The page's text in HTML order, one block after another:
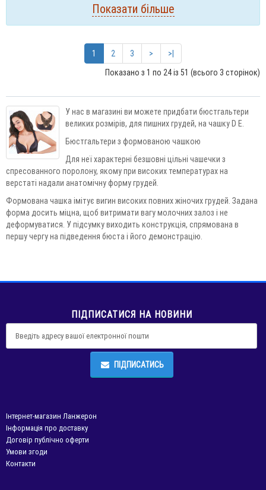
Показати більше
1 2 3 >
>|
Показано з 1 по 24 із 51 (всього 3 сторінок)
У нас в магазині ви можете придбати бюстгальтери
великих розмірів, для пишних грудей, на чашку D E.
Бюстгальтери з формованою чашкою
Для неї характерні безшовні цільні чашечки з
спресованного поролону, якому при високих температурах на
верстаті надали анатомічну форму грудей.
Формована чашка імітує вигин високих повних жіночих грудей. Задана
форма досить міцна, щоб витримати вагу молочних залоз і не
деформуватися. У підсумку виходить конструкція, спрямована в
першу чергу на підведення бюста і його демонстрацію.
ПІДПИСАТИСЯ НА НОВИНИ
ПІДПИСАТИСЬ
Інтернет-магазин Ланжерон
Інформація про доставку
Договір публічно оферти
Умови згоди
Контакти